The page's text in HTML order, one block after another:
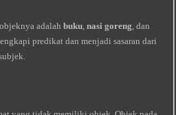
adalahbuku,nasi goreng, dan
predikat dan menjadi sasaran dari